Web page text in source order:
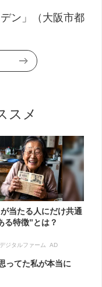
ン」（大阪市都
スメ
当たる人にだけ共通
る特徴”とは？
ジタルファーム AD
ってた私が本当に